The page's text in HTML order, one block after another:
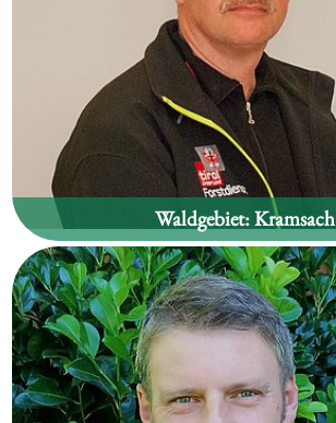
Thomas Außerlechner
Waldgebiet:Kramsach